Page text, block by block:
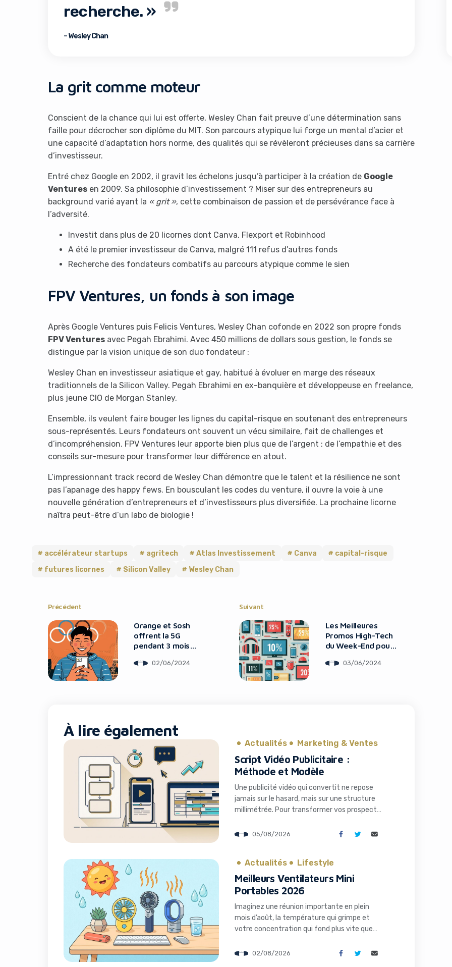
recherche. »
– Wesley Chan
La grit comme moteur
Conscient de la chance qui lui est offerte, Wesley Chan fait preuve d’une détermination sans
faille pour décrocher son diplôme du MIT. Son parcours atypique lui forge un mental d’acier et
une capacité d’adaptation hors norme, des qualités qui se révèleront précieuses dans sa carrière
d’investisseur.
Entré chez Google en 2002, il gravit les échelons jusqu’à participer à la création de Google
Venturesen 2009. Sa philosophie d’investissement ? Miser sur des entrepreneurs au
background varié ayant la « grit », cette combinaison de passion et de persévérance face à
l’adversité.
Investit dans plus de 20 licornes dont Canva, Flexport et Robinhood
A été le premier investisseur de Canva, malgré 111 refus d’autres fonds
Recherche des fondateurs combatifs au parcours atypique comme le sien
FPV Ventures, un fonds à son image
Après Google Ventures puis Felicis Ventures, Wesley Chan cofonde en 2022 son propre fonds
FPV Venturesavec Pegah Ebrahimi. Avec 450 millions de dollars sous gestion, le fonds se
distingue par la vision unique de son duo fondateur :
Wesley Chan en investisseur asiatique et gay, habitué à évoluer en marge des réseaux
traditionnels de la Silicon Valley. Pegah Ebrahimi en ex-banquière et développeuse en freelance,
plus jeune CIO de Morgan Stanley.
Ensemble, ils veulent faire bouger les lignes du capital-risque en soutenant des entrepreneurs
sous-représentés. Leurs fondateurs ont souvent un vécu similaire, fait de challenges et
d’incompréhension. FPV Ventures leur apporte bien plus que de l’argent : de l’empathie et des
conseils sur-mesure pour transformer leur différence en atout.
L’impressionnant track record de Wesley Chan démontre que le talent et la résilience ne sont
pas l’apanage des happy fews. En bousculant les codes du venture, il ouvre la voie à une
nouvelle génération d’entrepreneurs et d’investisseurs plus diversifiée. La prochaine licorne
naîtra peut-être d’un labo de biologie !
accélérateur startups agritech Atlas Investissement Canva
capital-risque
futures licornes
Silicon Valley Wesley Chan
Précédent
Orange et Sosh
offrent la 5G
pendant 3 mois
02/06/2024
Suivant
Les Meilleures
Promos High-Tech
du Week-End pour
03/06/2024
À lire également
Actualités Marketing & Ventes
Script Vidéo Publicitaire :
Méthode et Modèle
Une publicité vidéo qui convertit ne repose
jamais sur le hasard, mais sur une structure
millimétrée. Pour transformer vos prospects
canevas précis qui allie psychologie et
cette frustration : votre contenu est ignoré
après trois secondes […]
05/08/2026
Actualités Lifestyle
Meilleurs Ventilateurs Mini
Portables 2026
Imaginez une réunion importante en plein
mois d’août, la température qui grimpe et
votre concentration qui fond plus vite que
freelances et les professionnels nomades, la
02/08/2026
It looks like you're using an ad-
Yes, I will turn off Ad-Blocker